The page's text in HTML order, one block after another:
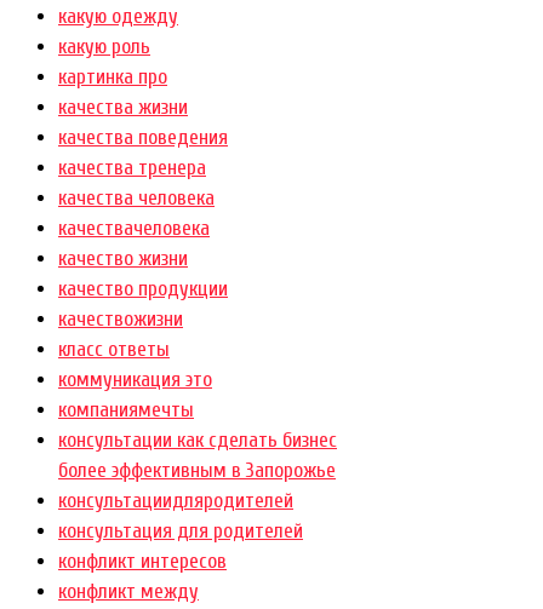
какую одежду
какую роль
картинка про
качества жизни
качества поведения
качества тренера
качества человека
качествачеловека
качество жизни
качество продукции
качествожизни
класс ответы
коммуникация это
компаниямечты
консультации как сделать бизнес
более эффективным в Запорожье
консультациидляродителей
консультация для родителей
конфликт интересов
конфликт между